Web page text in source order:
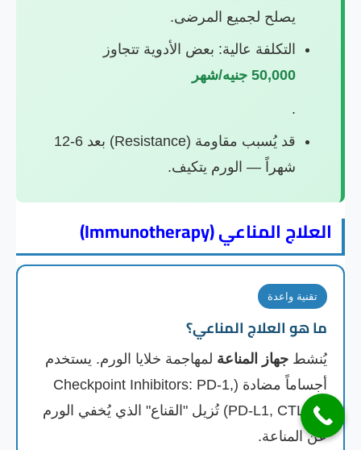
يصلح لجميع المرضى.
التكلفة عالية: بعض الأدوية تتجاوز
50,000 جنيه/شهر
.
قد يُسبب مقاومة (Resistance) بعد 6-12
شهراً — الورم يتكيف.
العلاج المناعي (Immunotherapy)
تقنية واعدة
ما هو العلاج المناعي؟
يُنشط جهاز المناعة لمهاجمة خلايا الورم. يستخدم
أجساماً مضادة (Checkpoint Inhibitors: PD-1,
PD-L1, CTLA-4) تُزيل "القناع" الذي يُخفي الورم
عن المناعة.